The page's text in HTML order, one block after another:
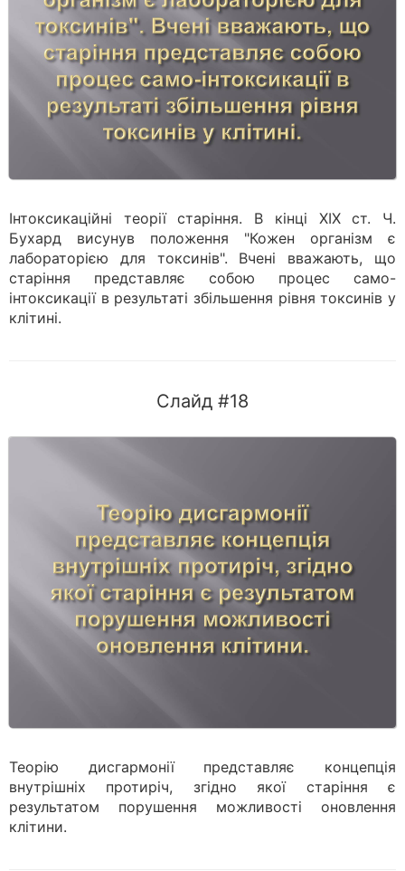
Інтоксикаційні теорії старіння. В кінці XIX ст. Ч.
Бухард висунув положення "Кожен організм є
лабораторією для токсинів". Вчені вважають, що
старіння представляє собою процес само-
інтоксикації в результаті збільшення рівня токсинів у
клітині.
Слайд #18
Теорію дисгармонії представляє концепція
внутрішніх протиріч, згідно якої старіння є
результатом порушення можливості оновлення
клітини.